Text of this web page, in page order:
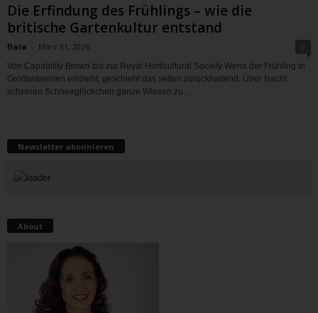
Die Erfindung des Frühlings – wie die
britische Gartenkultur entstand
fiala - März 31, 2026
Von Capability Brown bis zur Royal Horticultural Society Wenn der Frühling in
Großbritannien einzieht, geschieht das selten zurückhaltend. Über Nacht
scheinen Schneeglöckchen ganze Wiesen zu...
Newsletter abonnieren
About